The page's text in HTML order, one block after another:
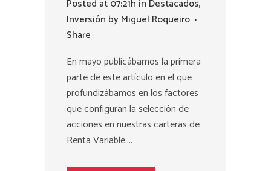
Posted at 07:21h in Destacados,
Inversión byMiguel Roqueiro
Share
En mayo publicábamos la primera
parte de este artículo en el que
profundizábamos en los factores
que configuran la selección de
acciones en nuestras carteras de
Renta Variable....